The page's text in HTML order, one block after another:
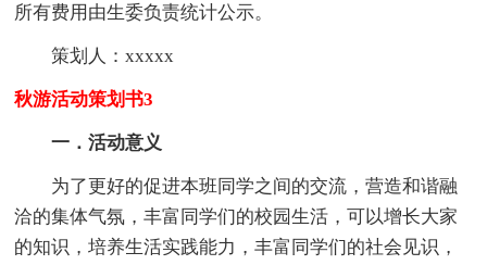
所有费用由生委负责统计公示。
策划人：xxxxx
秋游活动策划书3
一．活动意义
为了更好的促进本班同学之间的交流，营造和谐融
洽的集体气氛，丰富同学们的校园生活，可以增长大家
的知识，培养生活实践能力，丰富同学们的社会见识，